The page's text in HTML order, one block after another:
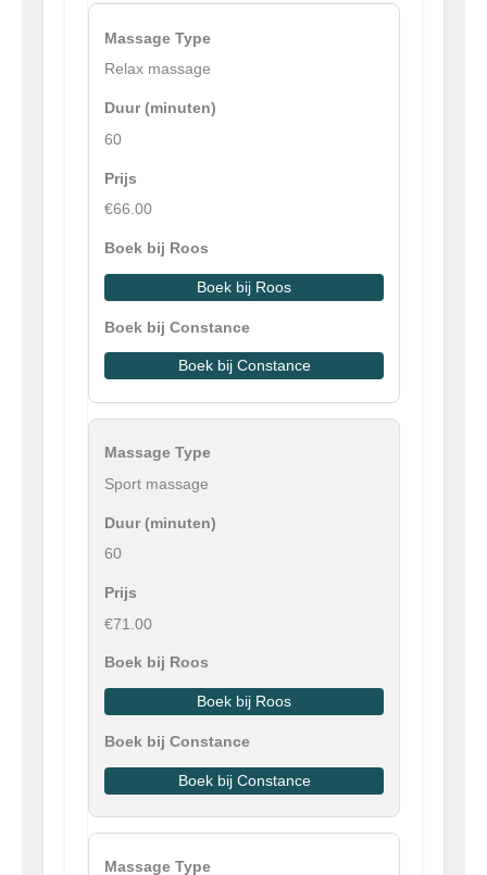
Relax massage
60
€66.00
Boek bij Roos
Boek bij Constance
Sport massage
60
€71.00
Boek bij Roos
Boek bij Constance